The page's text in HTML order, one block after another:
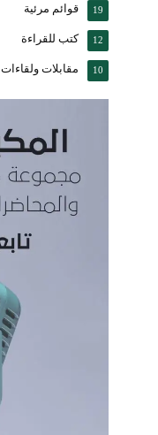
قوائم مرئية 19
كتب للقراءة 12
مقابلات ولقاءات 10